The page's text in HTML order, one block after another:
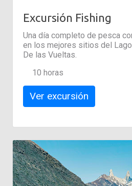
Excursión Fishing
Una día completo de pesca
en los mejores sitios del
De las Vueltas.
10 horas
Ver excursión